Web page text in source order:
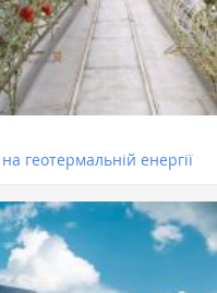
геотермальній енергії